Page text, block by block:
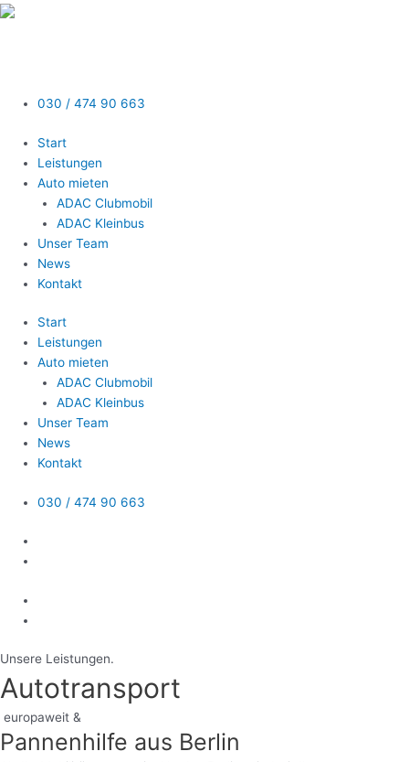
Zum
030 / 474 90 663
Start
Leistungen
Auto mieten
ADAC Clubmobil
ADAC Kleinbus
Unser Team
News
Kontakt
Start
Leistungen
Auto mieten
ADAC Clubmobil
ADAC Kleinbus
Unser Team
News
Kontakt
030 / 474 90 663
Unsere Leistungen.
Autotransport
europaweit &
Pannenhilfe aus Berlin